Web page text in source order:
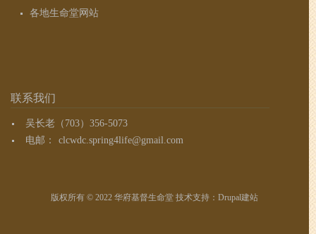
各地生命堂网站
联系我们
吴长老（703）356-5073
电邮：
clcwdc.spring4life@gmail.com
版权所有 © 2022 华府基督生命堂 技术支持： Drupal建站